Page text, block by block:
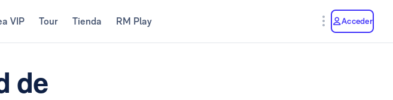
VIP Tour Tienda RM Play Acceder
de